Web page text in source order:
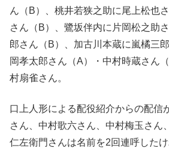
ん（B）、桃井若狭之助に尾上松也
さん（B）、鷺坂伴内に片岡松之助
郎さん（B）、加古川本蔵に嵐橘三
岡孝太郎さん（A）・中村時蔵さん
村扇雀さん。
口上人形による配役紹介からの配信
さん、中村歌六さん、中村梅玉さん
仁左衛門さんは名前を2回連呼した